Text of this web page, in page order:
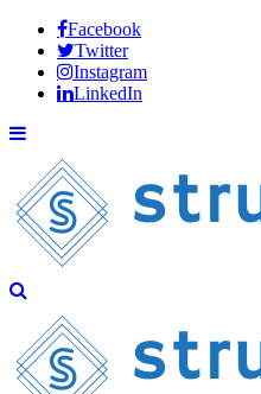
Facebook
Twitter
Instagram
LinkedIn